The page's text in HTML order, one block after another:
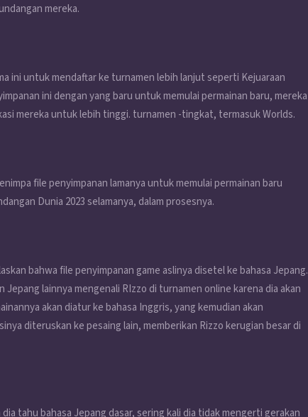
mereka.
ini untuk mendaftar ke turnamen lebih lanjut seperti Kejuaraan
ini dengan yang baru untuk memulai permainan baru, mereka
mereka untuk lebih tinggi. turnamen -tingkat, termasuk Worlds.
file penyimpanan lamanya untuk memulai permainan baru
Dunia 2023 selamanya, dalam prosesnya.
bahwa file penyimpanan game aslinya disetel ke bahasa Jepang.
lainnya mengenali RIzzo di turnamen online karena dia akan
akan diatur ke bahasa Inggris, yang kemudian akan
diteruskan ke pesaing lain, memberikan Rizzo kerugian besar di
tahu bahasa Jepang dasar, sering kali dia tidak mengerti gerakan